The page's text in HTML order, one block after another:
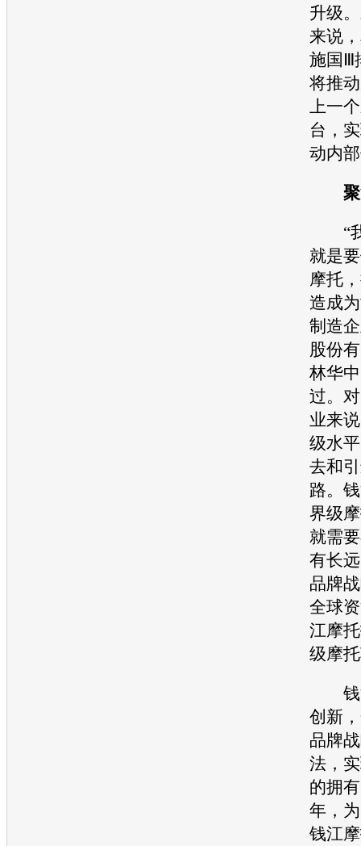
升级
来说
施国Ⅲ
将推
上一
台，
动内
“我
就是
摩托
造成
制造
股份
林华
过。
业来
级水
去和
路。
界级
就需
有长
品牌
全球
江摩
级摩
钱
创新
品牌
法，
的拥
年，
钱江